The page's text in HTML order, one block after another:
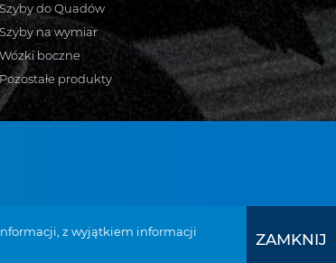
Szyby do Quadów
Szyby na wymiar
Wózki boczne
Pozostałe produkty
z wyjątkiem informacji
ZAMKNIJ